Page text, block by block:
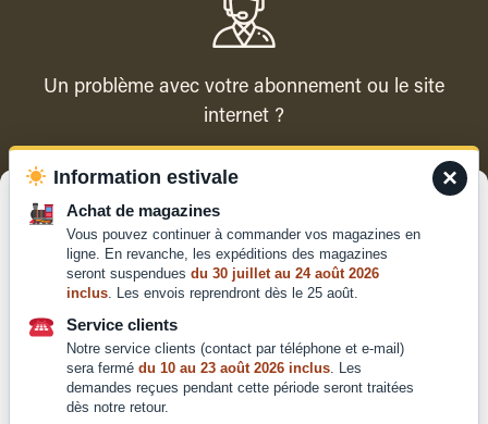
Pour offrir les meilleures expériences, nous utilisons des technologies
telles que les cookies pour stocker et/ou accéder aux informations des
appareils. Le fait de consentir à ces technologies nous permettra de
traiter des données telles que le comportement de navigation ou les ID
uniques sur ce site. Le fait de ne pas consentir ou de retirer son
consentement peut avoir un effet négatif sur certaines caractéristiques
et fonctions.
Un problème avec votre abonnement ou le site
internet ?
Contacter le service client
Mentions légales
Conditions générales de
vente et d'utilisation
×
Information estivale
Achat de magazines
Vous pouvez continuer à commander vos magazines en
ligne. En revanche, les expéditions des magazines
seront suspendues du 30 juillet au 24 août 2026
inclus. Les envois reprendront dès le 25 août.
Service clients
Notre service clients (contact par téléphone et e-mail)
sera fermé du 10 au 23 août 2026 inclus. Les
demandes reçues pendant cette période seront traitées
dès notre retour.